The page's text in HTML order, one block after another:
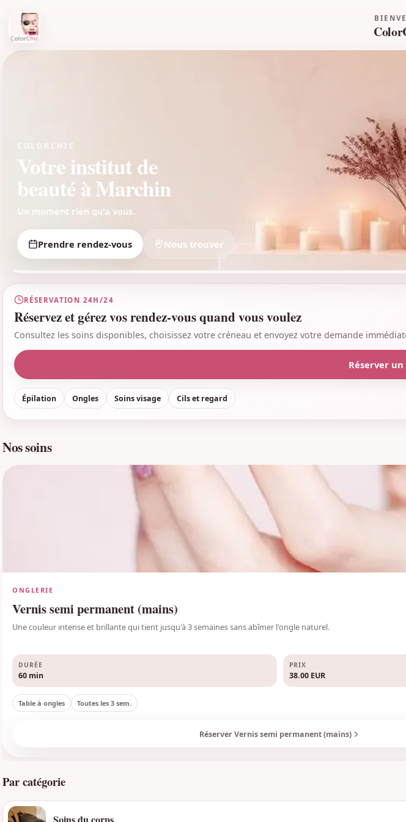
COLORCHIC
Votre institut de
beauté à Marchin
Un moment rien qu'a vous.
Prendre rendez-vous Nous trouver
RÉSERVATION 24H/24
Réservez et gérez vos rendez-vous quand vous voulez
Consultez les soins disponibles, choisissez votre créneau et envoyez votre demande
Réserver
Épilation Ongles Soins visage Cils et regard
Nos soins
ONGLERIE
Vernis semi permanent (mains)
Une couleur intense et brillante qui tient jusqu'à 3 semaines sans abîmer l'ongle naturel.
DURÉE
60 min
PRIX
38.00 EUR
Table à ongles Toutes les 3 sem.
RéserverVernis semi permanent (mains)
Par catégorie